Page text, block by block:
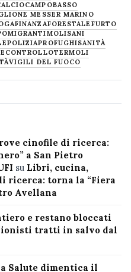
CAMPOBASSO
MESSER MARINO
FINANZAFORESTALE FURTO
MIGRANTIMOLISANI
POLIZIAPROFUGHISANITÀ
TERMOLI
VIGILI DEL FUOCO
cinofile di ricerca:
a San Pietro
su Libri, cucina,
ricerca: torna la “Fiera
Avellana
e restano bloccati
tratti in salvo dal
Salute dimentica il